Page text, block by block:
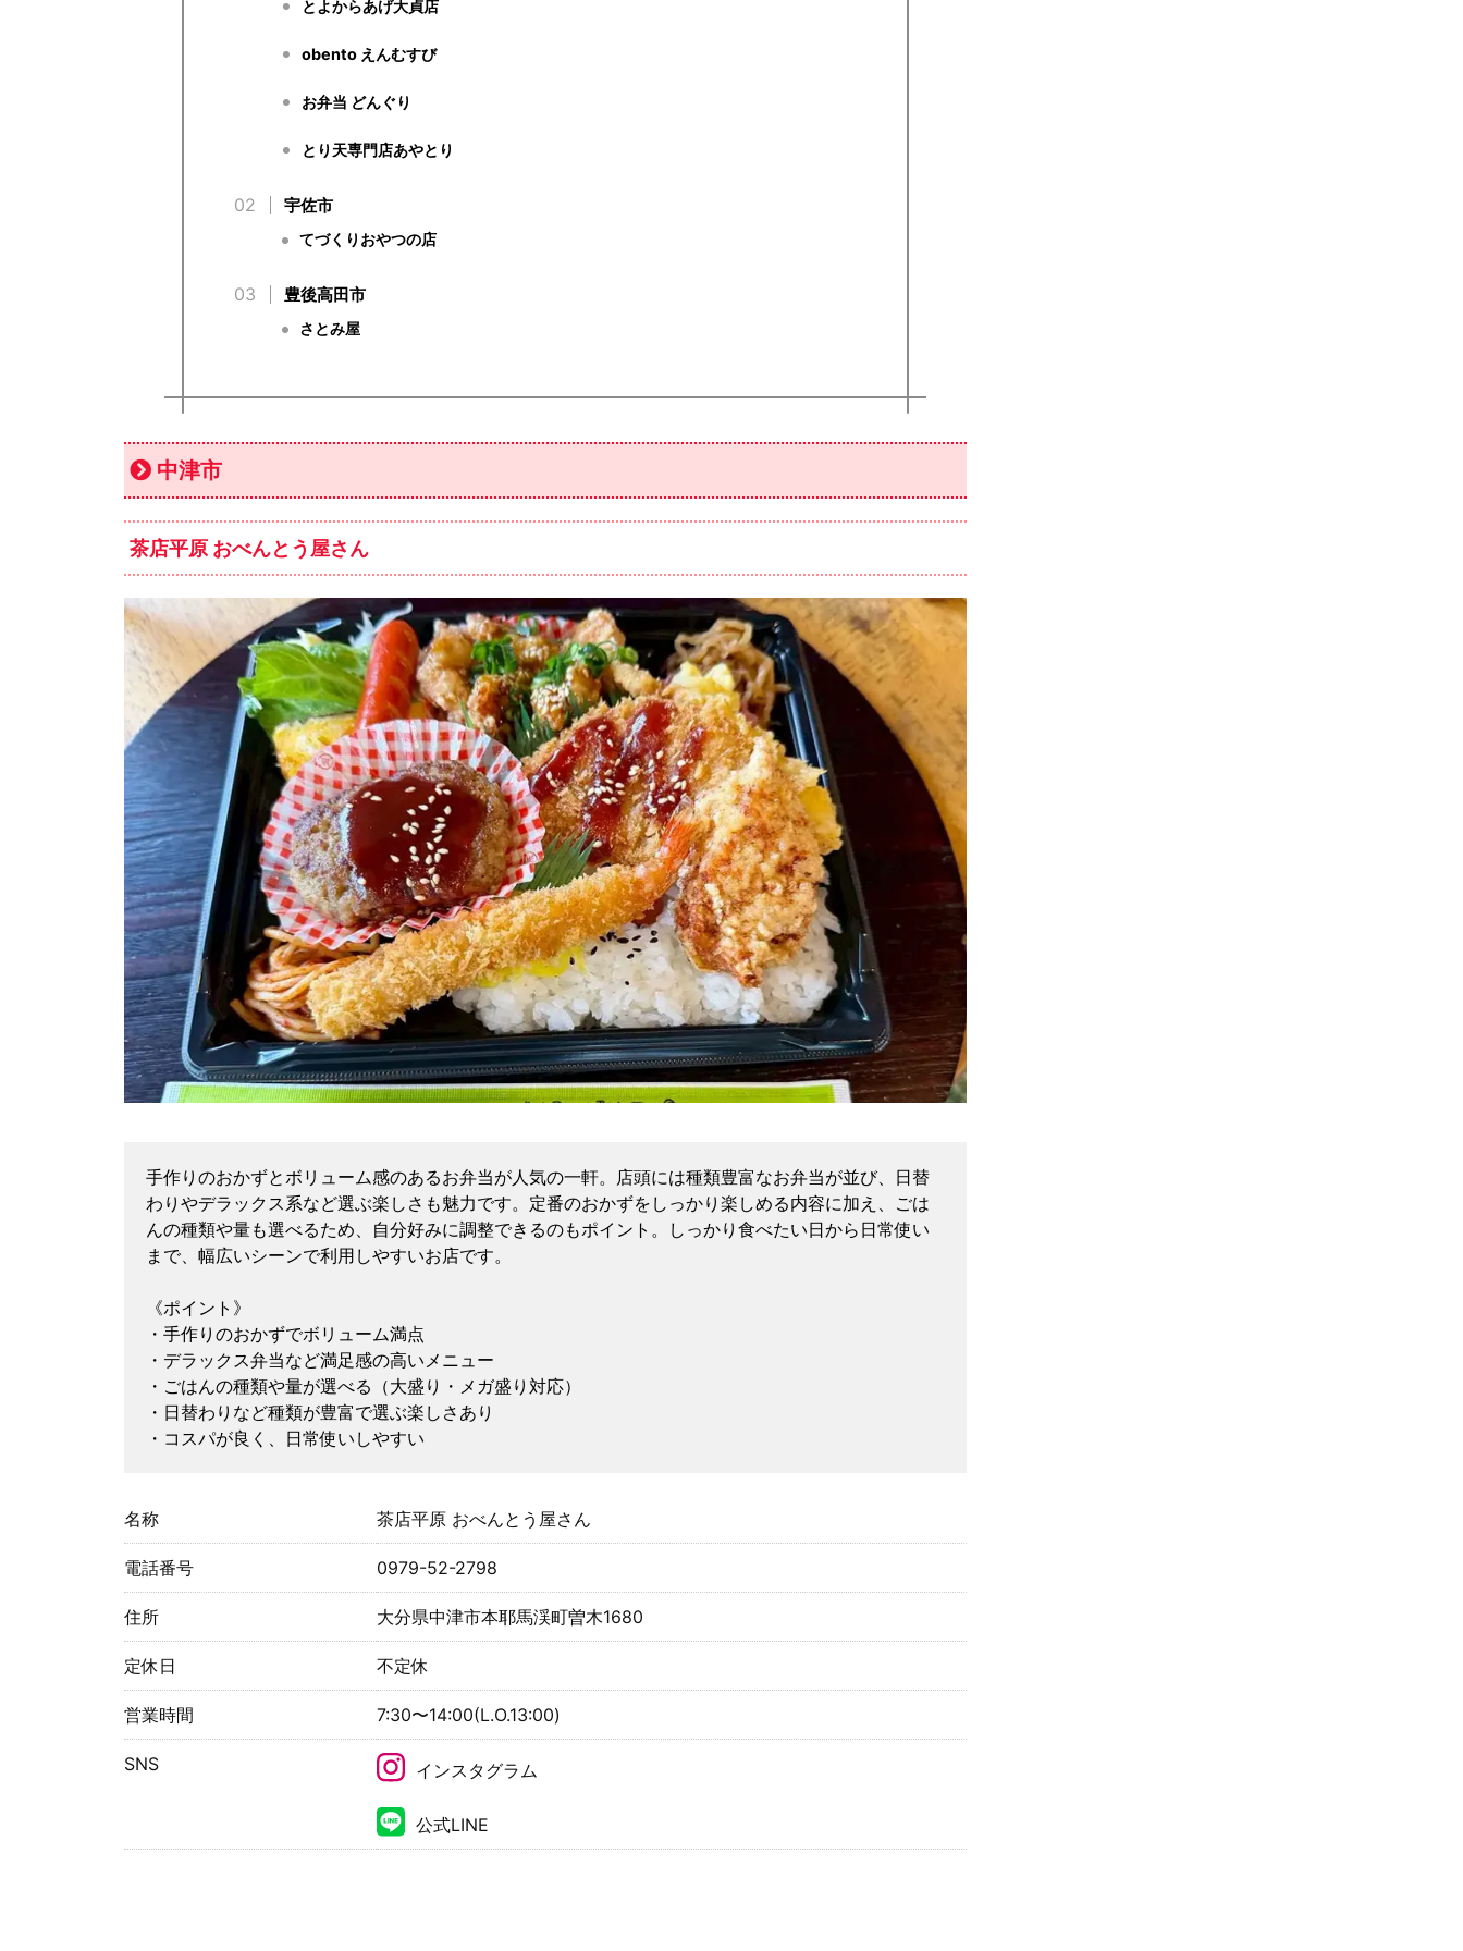
とよからあげ大貞店
obento えんむすび
お弁当 どんぐり
とり天専門店あやとり
宇佐市
てづくりおやつの店
豊後高田市
さとみ屋
中津市
茶店平原 おべんとう屋さん
手作りのおかずとボリューム感のあるお弁当が人気の一軒。店頭には種類豊富なお弁当が並び、日替
わりやデラックス系など選ぶ楽しさも魅力です。定番のおかずをしっかり楽しめる内容に加え、ごは
んの種類や量も選べるため、自分好みに調整できるのもポイント。しっかり食べたい日から日常使い
まで、幅広いシーンで利用しやすいお店です。
《ポイント》
・手作りのおかずでボリューム満点
・デラックス弁当など満足感の高いメニュー
・ごはんの種類や量が選べる（大盛り・メガ盛り対応）
・日替わりなど種類が豊富で選ぶ楽しさあり
・コスパが良く、日常使いしやすい
名称 茶店平原 おべんとう屋さん
電話番号 0979-52-2798
住所 大分県中津市本耶馬渓町曽木1680
定休日 不定休
営業時間 7:30〜14:00(L.O.13:00)
SNS インスタグラム
公式LINE